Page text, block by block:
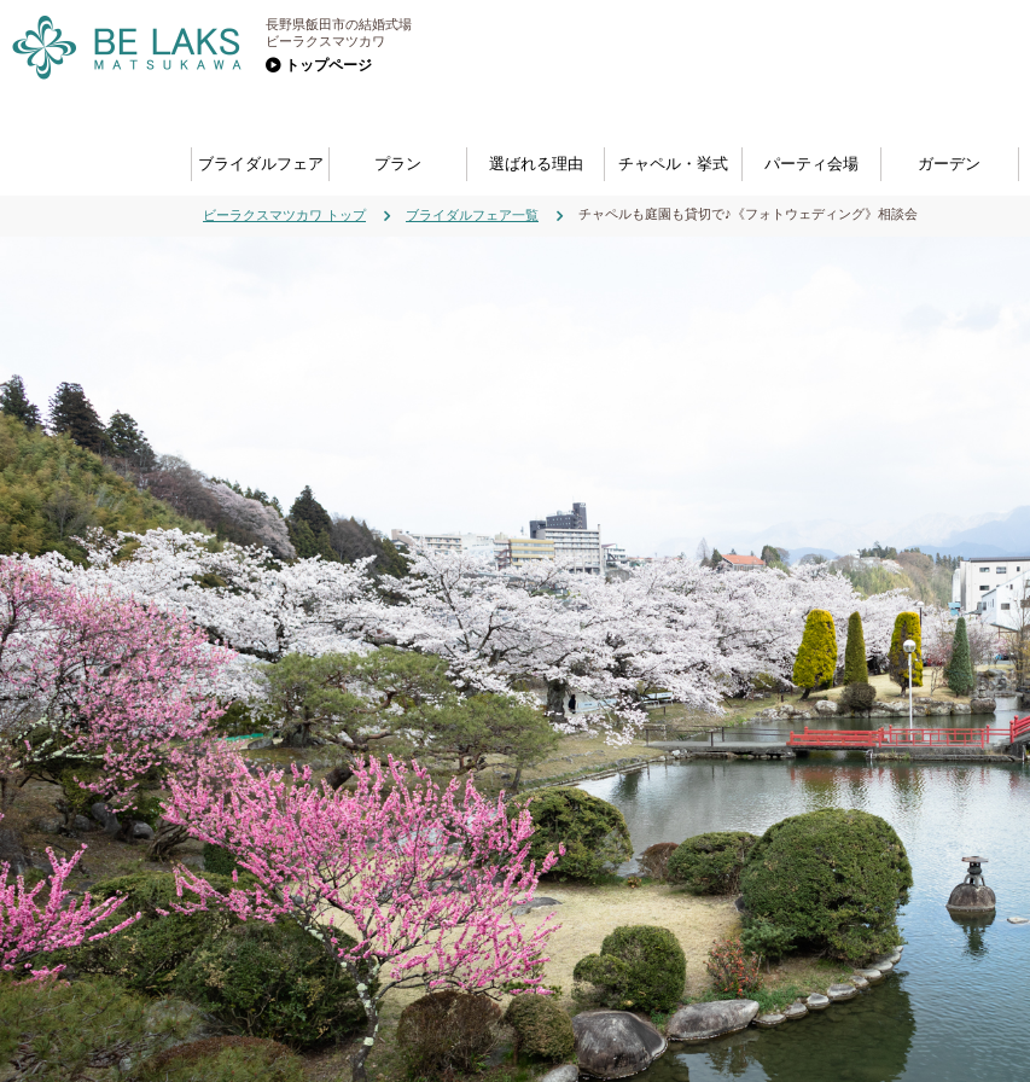
長野県飯田市の結婚式場
ビーラクスマツカワ
トップページ
ブライダルフェア プラン 選ばれる理由 チャペル・挙式 パーティ会場 ガーデン
ビーラクスマツカワ トップ ブライダルフェア一覧 チャペルも庭園も貸切で♪《フォトウェディング》相談会